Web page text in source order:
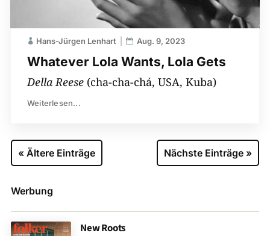
Whatever Lola Wants, Lola Gets
Hans-Jürgen Lenhart Aug. 9, 2023
Della Reese (cha-cha-chá, USA, Kuba)
Weiterlesen...
« Ältere Einträge Nächste Einträge »
Werbung
New Roots